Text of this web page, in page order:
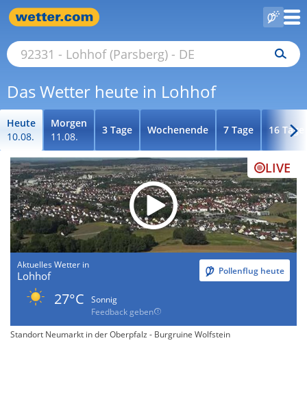
Das Wetter heute in Lohhof
Heute
10.08.
Morgen
11.08.
3 Tage Wochenende 7 Tage 16 Tage
LIVE
Aktuelles Wetter in
Lohhof Pollenflug heute
27°C
Sonnig
Feedback geben
Standort Neumarkt in der Oberpfalz - Burgruine Wolfstein